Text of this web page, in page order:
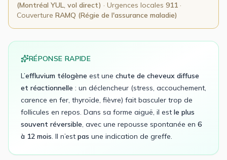
(Montréal YUL, vol direct) · Urgences locales 911 ·
Couverture RAMQ (Régie de l'assurance maladie)
RÉPONSE RAPIDE
L’effluvium télogène est une chute de cheveux diffuse
et réactionnelle : un déclencheur (stress, accouchement,
carence en fer, thyroïde, fièvre) fait basculer trop de
follicules en repos. Dans sa forme aiguë, il est le plus
souvent réversible, avec une repousse spontanée en 6
à 12 mois. Il n’est pas une indication de greffe.